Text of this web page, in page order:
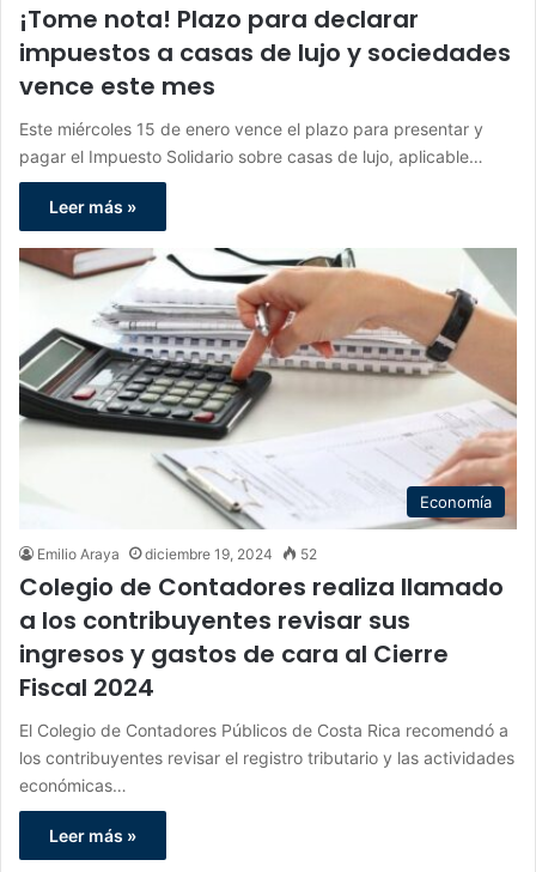
¡Tome nota! Plazo para declarar
impuestos a casas de lujo y sociedades
vence este mes
Este miércoles 15 de enero vence el plazo para presentar y
pagar el Impuesto Solidario sobre casas de lujo, aplicable…
Leer más »
Economía
Emilio Araya diciembre 19, 2024 52
Colegio de Contadores realiza llamado
a los contribuyentes revisar sus
ingresos y gastos de cara al Cierre
Fiscal 2024
El Colegio de Contadores Públicos de Costa Rica recomendó a
los contribuyentes revisar el registro tributario y las actividades
económicas…
Leer más »